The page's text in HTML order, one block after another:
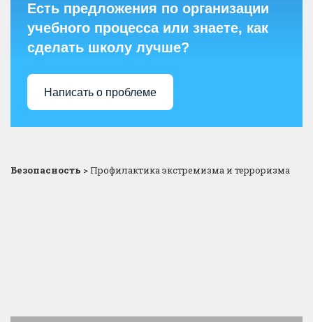
Есть предложения по организации
учебного процесса или знаете, как
сделать школу лучше?
Написать о проблеме
Безопасность >Профилактика экстремизма и терроризма